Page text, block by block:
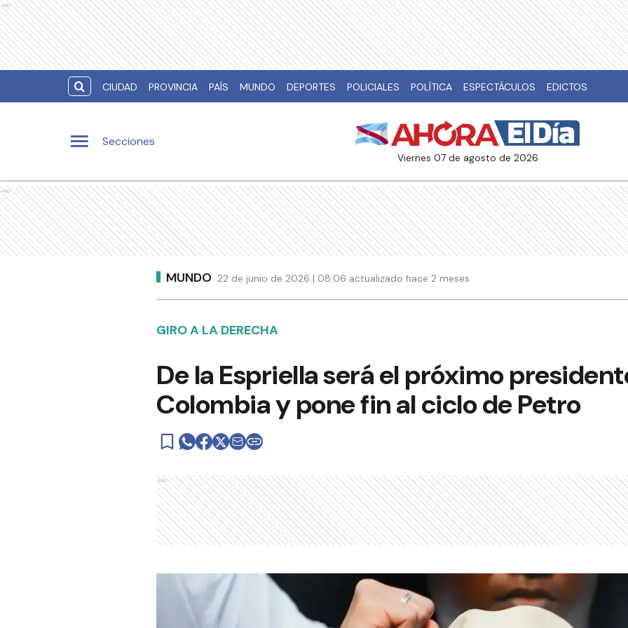
Ads
CIUDAD PROVINCIA PAÍS MUNDO DEPORTES POLICIALES POLÍTICA ESPECTÁCULOS EDICTOS
Secciones
viernes 07 de agosto de 2026
Ads
MUNDO 22 de junio de 2026 | 08:06 actualizado hace 2 meses
GIRO A LA DERECHA
De la Espriella será el próximo
Colombia y pone fin al ciclo de Petro
Ads